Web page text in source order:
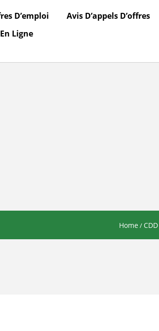
D’emploi Avis D’appels D’offres
Ligne
Home / CDD